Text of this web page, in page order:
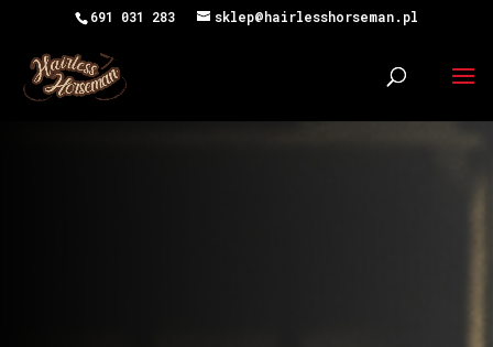
691 031 283 sklep@hairlesshorseman.pl